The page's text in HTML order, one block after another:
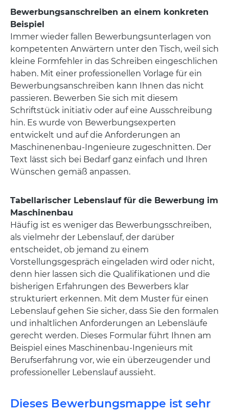
Bewerbungsanschreiben an einem konkreten
Beispiel
Immer wieder fallen Bewerbungsunterlagen von
kompetenten Anwärtern unter den Tisch, weil sich
kleine Formfehler in das Schreiben eingeschlichen
haben. Mit einer professionellen Vorlage für ein
Bewerbungsanschreiben kann Ihnen das nicht
passieren. Bewerben Sie sich mit diesem
Schriftstück initiativ oder auf eine Ausschreibung
hin. Es wurde von Bewerbungsexperten
entwickelt und auf die Anforderungen an
Maschinenenbau-Ingenieure zugeschnitten. Der
Text lässt sich bei Bedarf ganz einfach und Ihren
Wünschen gemäß anpassen.
Tabellarischer Lebenslauf für die Bewerbung im
Maschinenbau
Häufig ist es weniger das Bewerbungsschreiben,
als vielmehr der Lebenslauf, der darüber
entscheidet, ob jemand zu einem
Vorstellungsgespräch eingeladen wird oder nicht,
denn hier lassen sich die Qualifikationen und die
bisherigen Erfahrungen des Bewerbers klar
strukturiert erkennen. Mit dem Muster für einen
Lebenslauf gehen Sie sicher, dass Sie den formalen
und inhaltlichen Anforderungen an Lebensläufe
gerecht werden. Dieses Formular führt Ihnen am
Beispiel eines Maschinenbau-Ingenieurs mit
Berufserfahrung vor, wie ein überzeugender und
professioneller Lebenslauf aussieht.
Dieses Bewerbungsmappe ist sehr